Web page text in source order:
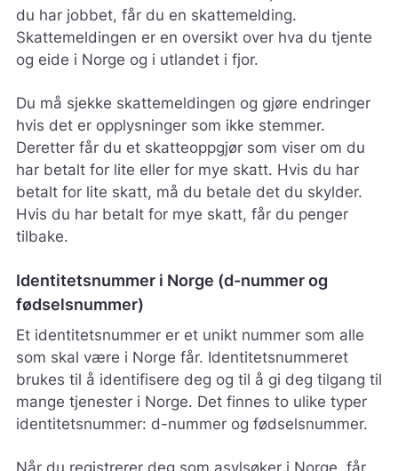
du har jobbet, får du en skattemelding.
Skattemeldingen er en oversikt over hva du tjente
og eide i Norge og i utlandet i fjor.
Du må sjekke skattemeldingen og gjøre endringer
hvis det er opplysninger som ikke stemmer.
Deretter får du et skatteoppgjør som viser om du
har betalt for lite eller for mye skatt. Hvis du har
betalt for lite skatt, må du betale det du skylder.
Hvis du har betalt for mye skatt, får du penger
tilbake.
Identitetsnummer i Norge (d-nummer og
fødselsnummer)
Et identitetsnummer er et unikt nummer som alle
som skal være i Norge får. Identitetsnummeret
brukes til å identifisere deg og til å gi deg tilgang til
mange tjenester i Norge. Det finnes to ulike typer
identitetsnummer: d-nummer og fødselsnummer.
Når du registrerer deg som asylsøker i Norge, får